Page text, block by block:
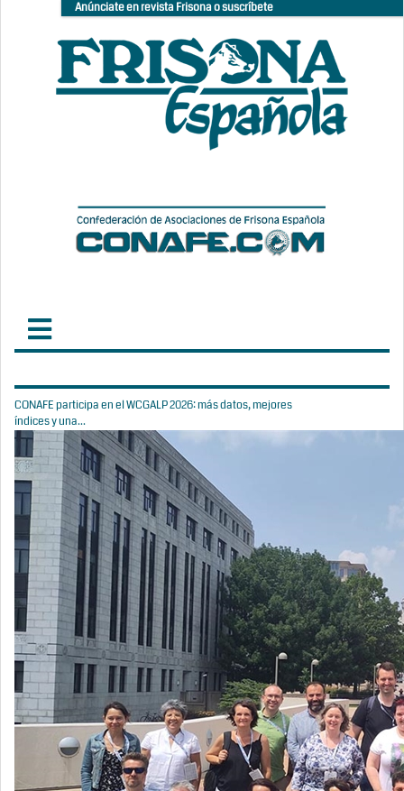
Anúnciate en revista Frisona o suscríbete
CONAFE participa en el WCGALP 2026: más datos, mejores
índices y una...